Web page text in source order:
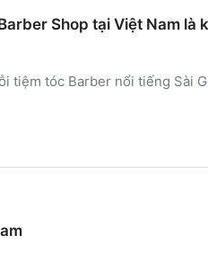
Shop tại Việt Nam là
tiệm tóc Barber nổi tiếng Sài